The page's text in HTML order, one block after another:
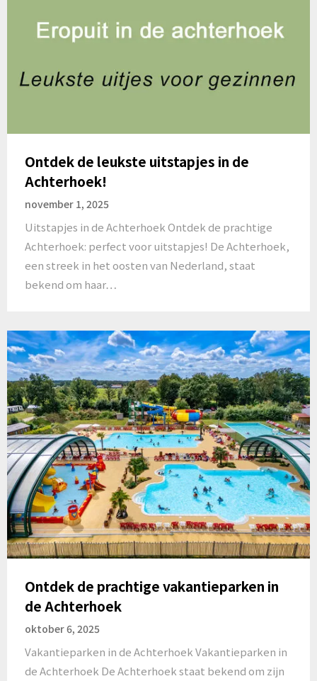
Ontdek de leukste uitstapjes in de
Achterhoek!
november 1, 2025
Uitstapjes in de Achterhoek Ontdek de prachtige
Achterhoek: perfect voor uitstapjes! De Achterhoek,
een streek in het oosten van Nederland, staat
bekend om haar…
Ontdek de prachtige vakantieparken in
de Achterhoek
oktober 6, 2025
Vakantieparken in de Achterhoek Vakantieparken in
de Achterhoek De Achterhoek staat bekend om zijn